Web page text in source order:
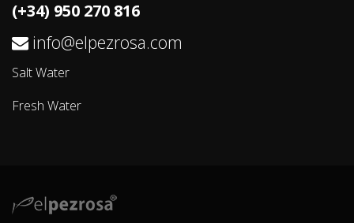
(+34) 950 270 816
info@elpezrosa.com
Salt Water
Fresh Water